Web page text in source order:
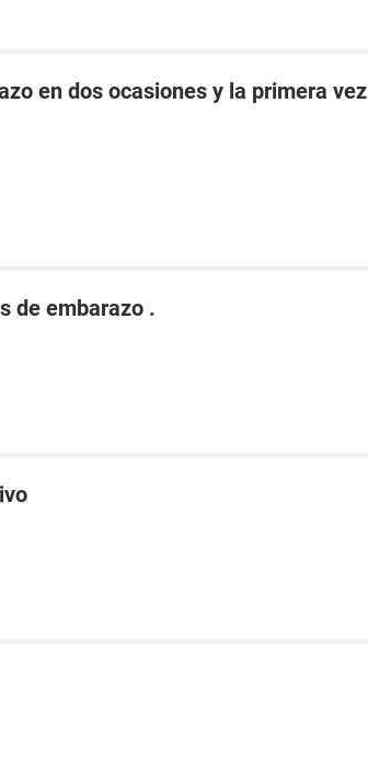
en dos ocasiones y la primera vez
de embarazo .